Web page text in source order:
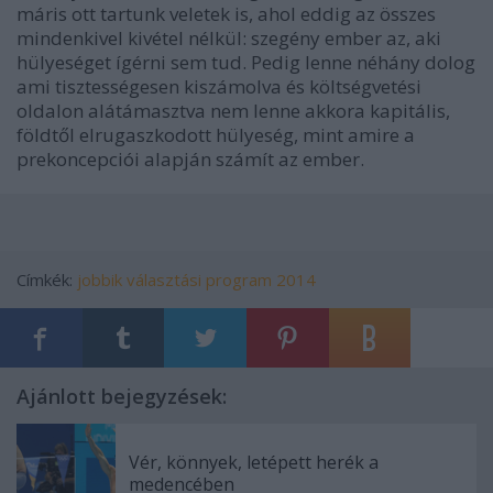
máris ott tartunk veletek is, ahol eddig az összes
mindenkivel kivétel nélkül: szegény ember az, aki
hülyeséget ígérni sem tud. Pedig lenne néhány dolog
ami tisztességesen kiszámolva és költségvetési
oldalon alátámasztva nem lenne akkora kapitális,
földtől elrugaszkodott hülyeség, mint amire a
prekoncepciói alapján számít az ember.
Címkék: jobbik választási program 2014
Ajánlott bejegyzések:
Vér, könnyek, letépett herék a
medencében